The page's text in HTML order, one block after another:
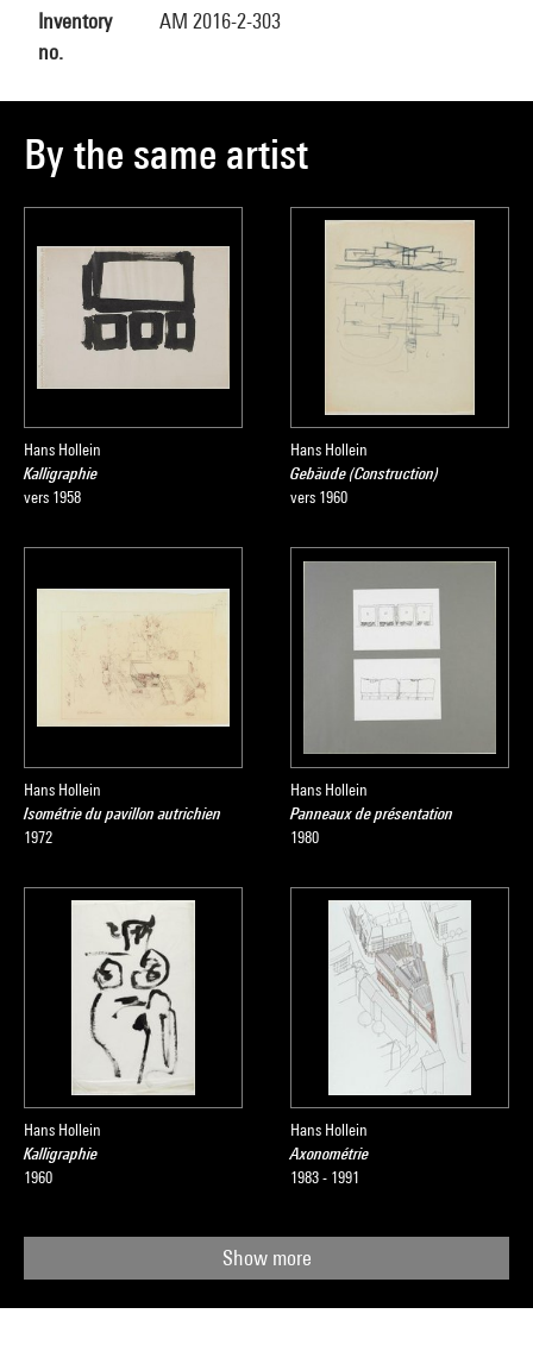
Inventory
no.
AM 2016-2-303
By the same artist
Hans Hollein
Kalligraphie
vers 1958
Hans Hollein
Gebäude (Construction)
vers 1960
Hans Hollein
Isométrie du pavillon autrichien
1972
Hans Hollein
Panneaux de présentation
1980
Hans Hollein
Kalligraphie
1960
Hans Hollein
Axonométrie
1983 - 1991
Show more